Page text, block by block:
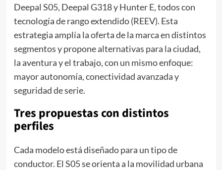
Deepal S05, Deepal G318 y Hunter E, todos con
tecnología de rango extendido (REEV). Esta
estrategia amplía la oferta de la marca en distintos
segmentos y propone alternativas para la ciudad,
la aventura y el trabajo, con un mismo enfoque:
mayor autonomía, conectividad avanzada y
seguridad de serie.
Tres propuestas con distintos
perfiles
Cada modelo está diseñado para un tipo de
conductor. El S05 se orienta a la movilidad urbana